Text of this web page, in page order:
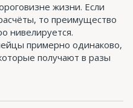
жизни. Если
то преимущество
нивелируется.
примерно одинаково,
получают в разы